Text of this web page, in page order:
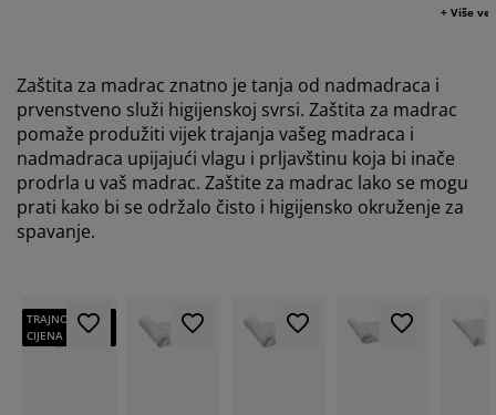
+ Više
Zaštita za madrac znatno je tanja od nadmadraca i
prvenstveno služi higijenskoj svrsi. Zaštita za madrac
pomaže produžiti vijek trajanja vašeg madraca i
nadmadraca upijajući vlagu i prljavštinu koja bi inače
prodrla u vaš madrac. Zaštite za madrac lako se mogu
prati kako bi se održalo čisto i higijensko okruženje za
spavanje.
TRAJNO NISKA
CIJENA